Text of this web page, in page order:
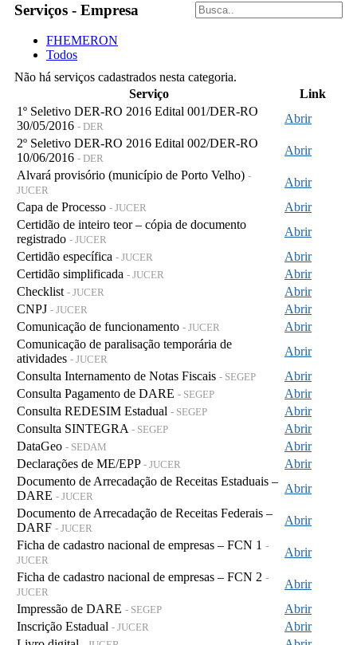
Serviços - Empresa
FHEMERON
Todos
Não há serviços cadastrados nesta categoria.
Serviço
Link
1º Seletivo DER-RO 2016 Edital 001/DER-RO
30/05/2016 - DER
Abrir
2º Seletivo DER-RO 2016 Edital 002/DER-RO
10/06/2016 - DER
Abrir
Alvará provisório (município de Porto Velho) -
JUCER
Abrir
Capa de Processo - JUCER
Abrir
Certidão de inteiro teor – cópia de documento
registrado - JUCER
Abrir
Certidão específica - JUCER
Abrir
Certidão simplificada - JUCER
Abrir
Checklist - JUCER
Abrir
CNPJ - JUCER
Abrir
Comunicação de funcionamento - JUCER
Abrir
Comunicação de paralisação temporária de
atividades - JUCER
Abrir
Consulta Internamento de Notas Fiscais - SEGEP
Abrir
Consulta Pagamento de DARE - SEGEP
Abrir
Consulta REDESIM Estadual - SEGEP
Abrir
Consulta SINTEGRA - SEGEP
Abrir
DataGeo - SEDAM
Abrir
Declarações de ME/EPP - JUCER
Abrir
Documento de Arrecadação de Receitas Estaduais –
DARE - JUCER
Abrir
Documento de Arrecadação de Receitas Federais –
DARF - JUCER
Abrir
Ficha de cadastro nacional de empresas – FCN 1 -
JUCER
Abrir
Ficha de cadastro nacional de empresas – FCN 2 -
JUCER
Abrir
Impressão de DARE - SEGEP
Abrir
Inscrição Estadual - JUCER
Abrir